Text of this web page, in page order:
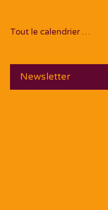
Tout le calendrier …
Newsletter